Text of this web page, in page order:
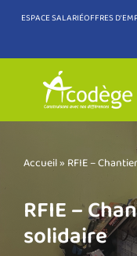
au
contenu
ESPACE SALARIÉOFFRES
Accueil» RFIE –
RFIE –
solidaire